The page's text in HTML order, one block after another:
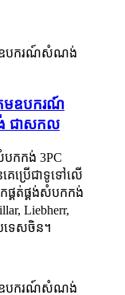
ែមឧបករណ៍
ជាសកល
កកង់ 3PC
ប្រើជាទូទៅលើ
ផ្គត់ផ្គង់សំបកកង់
Liebherr,
រទេសចិន។